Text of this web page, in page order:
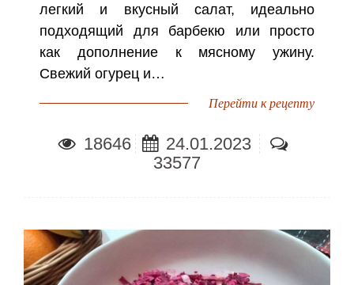
легкий и вкусный салат, идеально
подходящий для барбекю или просто
как дополнение к мясному ужину.
Свежий огурец и…
Перейти к рецепту
18646
24.01.2023
33577